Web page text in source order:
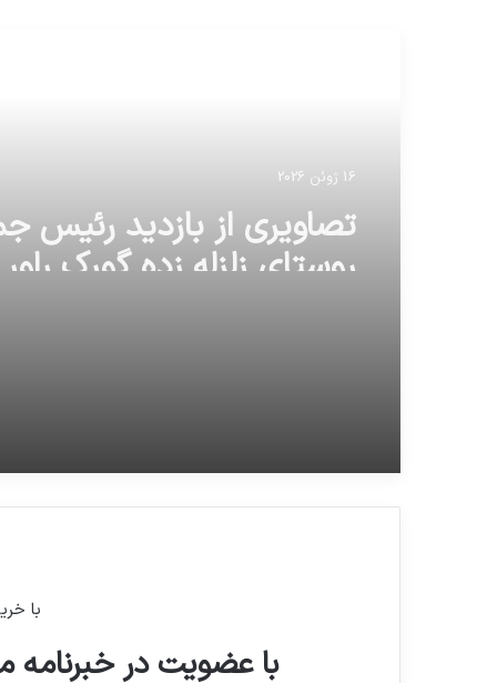
16 ژوئن 2026
تصاویری از بازديد رئيس
روستای زلزله زده گورك راور
با
با عضویت در خبرنامه